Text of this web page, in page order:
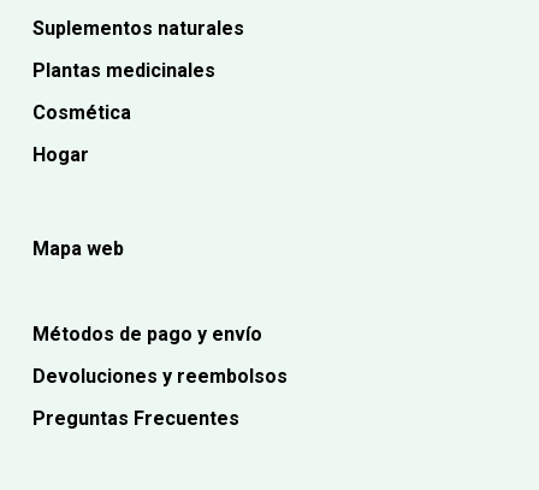
Suplementos naturales
Plantas medicinales
Cosmética
Hogar
Mapa web
Métodos de pago y envío
Devoluciones y reembolsos
Preguntas Frecuentes